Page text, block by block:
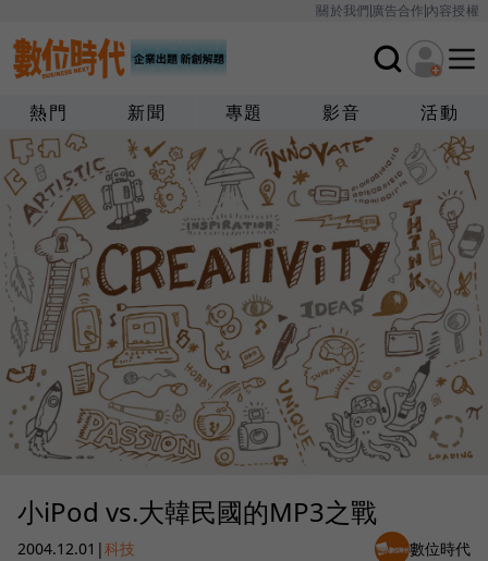
關於我們廣告合作內容授權
熱門 新聞 專題 影音 活動
小iPod vs.大韓民國的MP3之戰
2004.12.01 |科技 數位時代